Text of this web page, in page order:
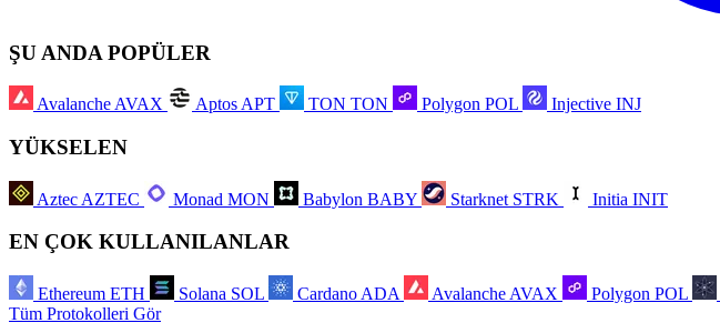
ŞU ANDA POPÜLER
Avalanche AVAX Aptos APT TON TON Polygon POL Injective INJ
YÜKSELEN
Aztec AZTEC Monad MON Babylon BABY Starknet STRK Initia INIT
EN ÇOK KULLANILANLAR
Ethereum ETH Solana SOL Cardano ADA Avalanche AVAX Polygon POL
Tüm Protokolleri Gör